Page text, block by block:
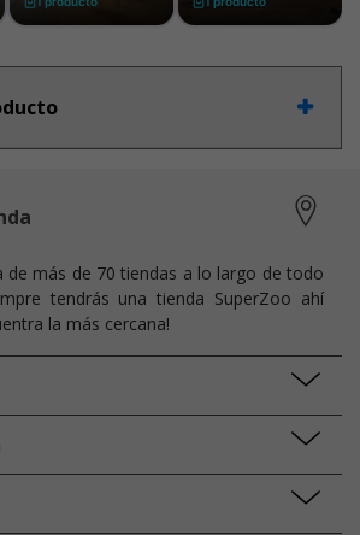
de más de 70 tiendas a lo largo de todo
tendrás una tienda SuperZoo ahí
la más cercana!